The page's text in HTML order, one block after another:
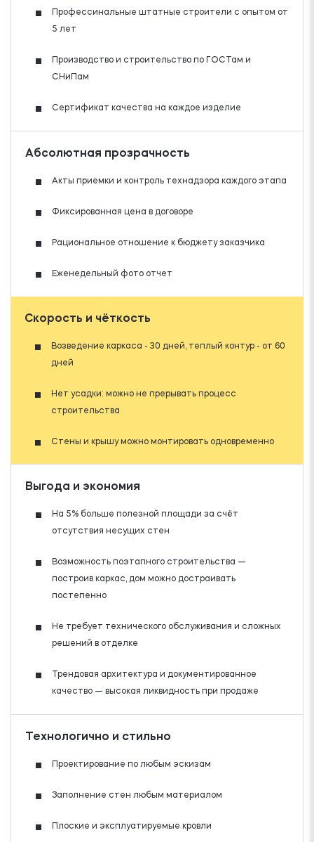
Профессинальные штатные строители с опытом от
5 лет
Производство и строительство по ГОСТам и
СНиПам
Сертификат качества на каждое изделие
Абсолютная прозрачность
Акты приемки и контроль технадзора каждого этапа
Фиксированная цена в договоре
Рациональное отношение к бюджету заказчика
Еженедельный фото отчет
Скорость и чёткость
Возведение каркаса - 30 дней, теплый контур - от 60
дней
Нет усадки: можно не прерывать процесс
строительства
Стены и крышу можно монтировать одновременно
Выгода и экономия
На 5% больше полезной площади за счёт
отсутствия несущих стен
Возможность поэтапного строительства —
построив каркас, дом можно достраивать
постепенно
Не требует технического обслуживания и сложных
решений в отделке
Трендовая архитектура и документированное
качество — высокая ликвидность при продаже
Технологично и стильно
Проектирование по любым эскизам
Заполнение стен любым материалом
Плоские и эксплуатируемые кровли